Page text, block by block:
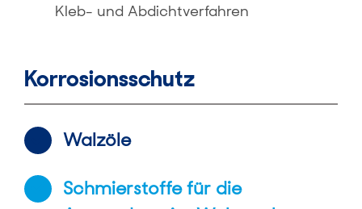
Kleb- und Abdichtverfahren
Korrosionsschutz
Walzöle
Schmierstoffe für die